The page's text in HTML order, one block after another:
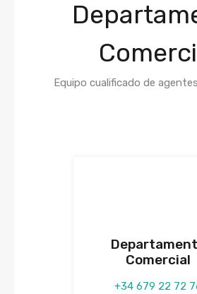
Equipo cualificado de
Comercial
+34 679 22 72